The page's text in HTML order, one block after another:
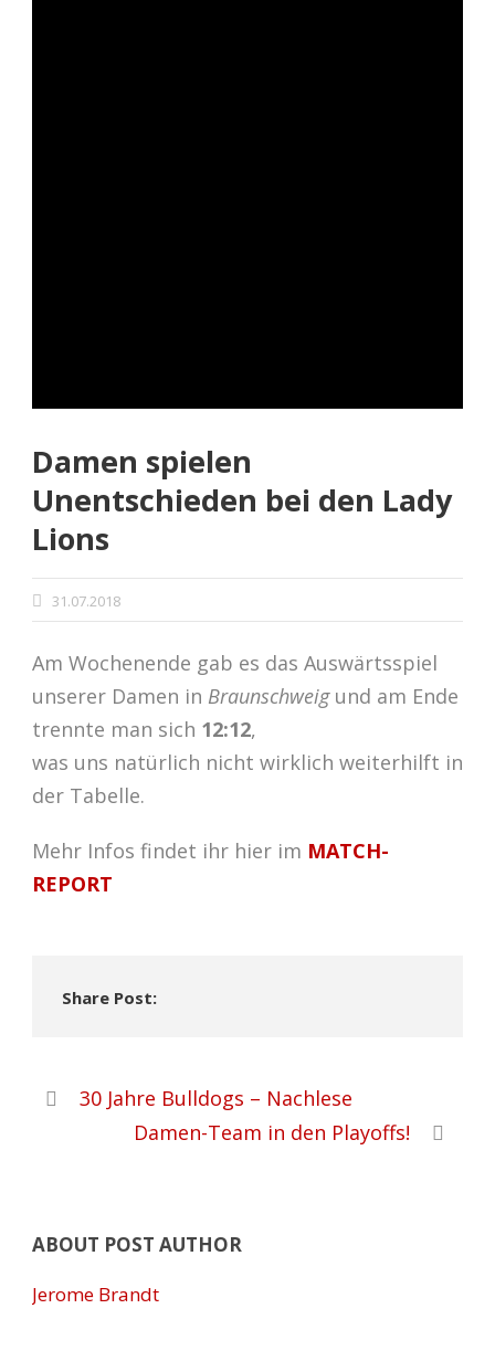
Damen spielen
Unentschieden bei den Lady
Lions
31.07.2018
Am Wochenende gab es das Auswärtsspiel
unserer Damen in Braunschweigund am Ende
trennte man sich 12:12,
was uns natürlich nicht wirklich weiterhilft in
der Tabelle.
Mehr Infos findet ihr hier im MATCH-
REPORT
Share Post:
30 Jahre Bulldogs – Nachlese
Damen-Team in den Playoffs!
ABOUT POST AUTHOR
Jerome Brandt